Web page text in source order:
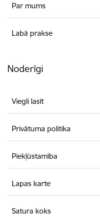
Par mums
Labā prakse
Noderīgi
Viegli lasīt
Privātuma politika
Piekļūstamība
Lapas karte
Satura koks